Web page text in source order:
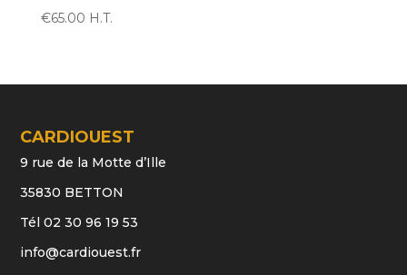
€65.00 H.T.
CARDIOUEST
9 rue de la Motte d’Ille
35830 BETTON
Tél 02 30 96 19 53
info@cardiouest.fr